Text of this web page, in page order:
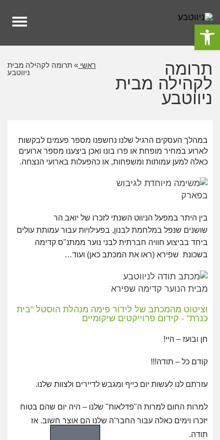
ראשי » תרומה לקהילה מבית
ניווטבע
תרומה
לקהילה מבית
ניווטבע
במהלך העסקים הרגיל שלנו נחשפנו מספר פעמים לבקשות
לארוע במחיר מופחת או פרו בונו ואכן ביצענו מספר ארועים
כאלה למען עמותות ומשפחות, או כהפעלות בארועי הנצחה.
בין היתר במפעל הניווט השנתי לזכרו של יואב הר
שושנים שנפל במלחמת לבנון, בפעילויות עבור עמותת עולים
ביחד בביצוע חוויה חברתית לבני נוער ממתנ"ס קדימה
בשכונת שפירא (ראו את המכתב כאן) ועוד…
וציטוט מהמכתב של לידור פימה מנהלת הוסטל "בית
כנרת" - קידום פרוייקטים שיקומיים
חן ובועז – היי!
קודם כל – תודה!!!
עזרתם לנו לעשות יום כייף ומגבש לדיירים ולצוות שלנו.
למרות החום למרות ה"פדלאות" שלנו – היה יום שהם בטוח
יזכרו וימים כאלה עבור החבר'ה שלנו הם אוצר חשוב. אז
תודה.
פתח סרגל נגישות